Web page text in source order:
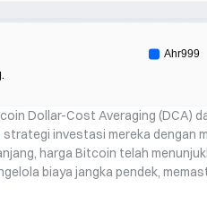
Dollar-Cost Averaging (DCA)
investasi mereka dengan
harga Bitcoin telah
biaya jangka pendek,